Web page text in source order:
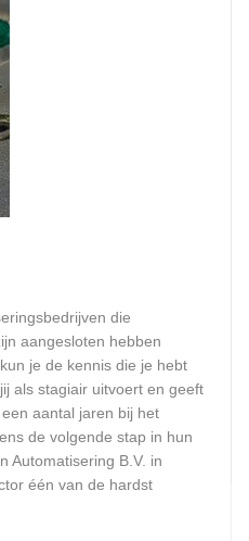
die
aangesloten hebben
je de kennis die je hebt
als stagiair uitvoert en geeft
aantal jaren bij het
de volgende stap in hun
Automatisering B.V. in
één van de hardst